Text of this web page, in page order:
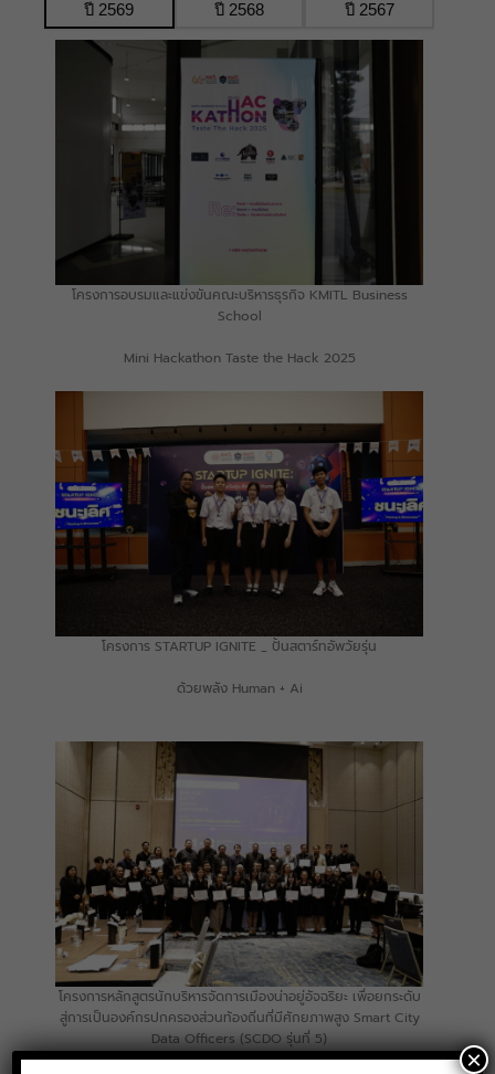
ปี 2569 ปี 2568 ปี 2567
โครงการอบรมและแข่งขันคณะบริหารธุรกิจ KMITL Business
School
Mini Hackathon Taste the Hack 2025
โครงการ STARTUP IGNITE _ ปั้นสตาร์ทอัพวัยรุ่น
ด้วยพลัง Human + Ai
โครงการหลักสูตรนักบริหารจัดการเมืองน่าอยู่อัจฉริยะ เพื่อยกระดับ
สู่การเป็นองค์กรปกครองส่วนท้องถิ่นที่มีศักยภาพสูง Smart City
Data Officers (SCDO รุ่นที่ 5)
×